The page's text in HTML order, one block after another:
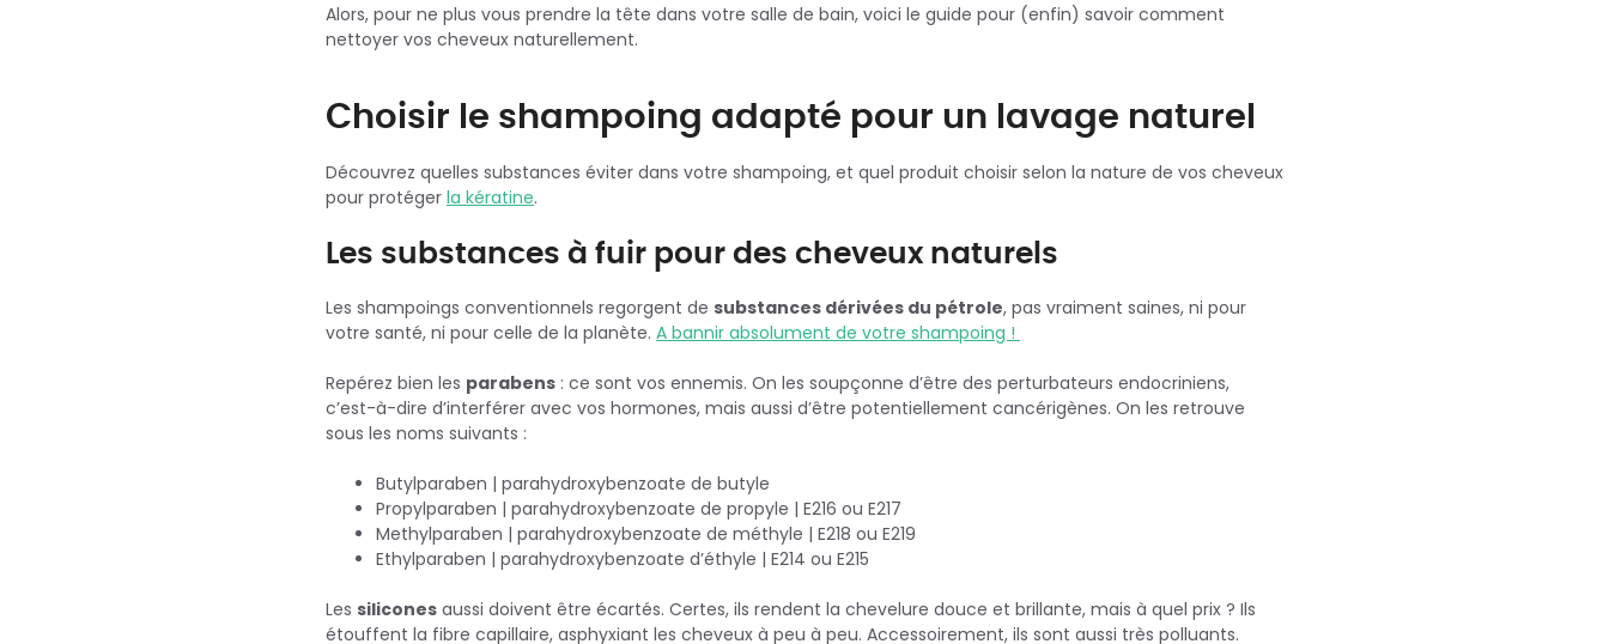
Alors, pour ne plus vous prendre la tête dans votre salle de bain, voici le guide pour (enfin) savoir comment
nettoyer vos cheveux naturellement.
Choisir le shampoing adapté pour un lavage naturel
Découvrez quelles substances éviter dans votre shampoing, et quel produit choisir selon la nature de vos cheveux
pour protéger la kératine.
Les substances à fuir pour des cheveux naturels
Les shampoings conventionnels regorgent de substances dérivées du pétrole, pas vraiment saines, ni pour
votre santé, ni pour celle de la planète. A bannir absolument de votre shampoing !
Repérez bien les parabens : ce sont vos ennemis. On les soupçonne d’être des perturbateurs endocriniens,
c’est-à-dire d’interférer avec vos hormones, mais aussi d’être potentiellement cancérigènes. On les retrouve
sous les noms suivants :
Butylparaben | parahydroxybenzoate de butyle
Propylparaben | parahydroxybenzoate de propyle | E216 ou E217
Methylparaben | parahydroxybenzoate de méthyle | E218 ou E219
Ethylparaben | parahydroxybenzoate d’éthyle | E214 ou E215
Les silicones aussi doivent être écartés. Certes, ils rendent la chevelure douce et brillante, mais à quel prix ? Ils
étouffent la fibre capillaire, asphyxiant les cheveux à peu à peu. Accessoirement, ils sont aussi très polluants.